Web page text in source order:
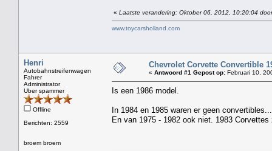
« Laatste verandering: Oktober 06, 2012, 10:20:04
www.toycarsholland.com
Henri
Autobahnstreifenwagen
Fahrer
Administrator
Uber spammer
Offline
Berichten: 2559
broem broem
Chevrolet Corvette Convertible
« Antwoord #1 Gepost op: Februari 10,
Is een 1986 model.
In 1984 en 1985 waren er geen convertibles...
En van 1975 - 1982 ook niet. 1983